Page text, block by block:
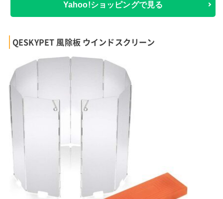
Yahoo!ショッピングで見る
QESKYPET 風除板 ウインドスクリーン